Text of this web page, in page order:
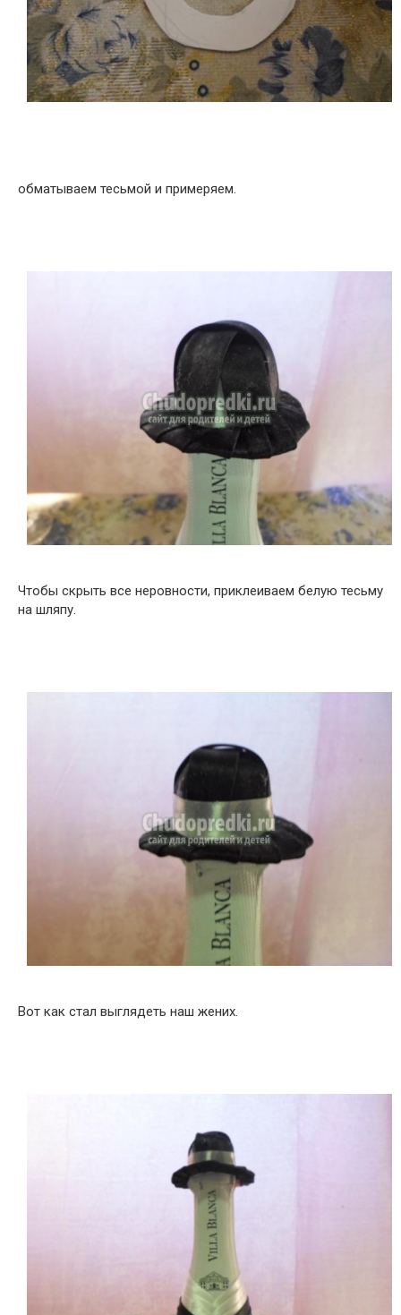
обматываем тесьмой и примеряем.
Чтобы скрыть все неровности, приклеиваем белую тесьму
на шляпу.
Вот как стал выглядеть наш жених.